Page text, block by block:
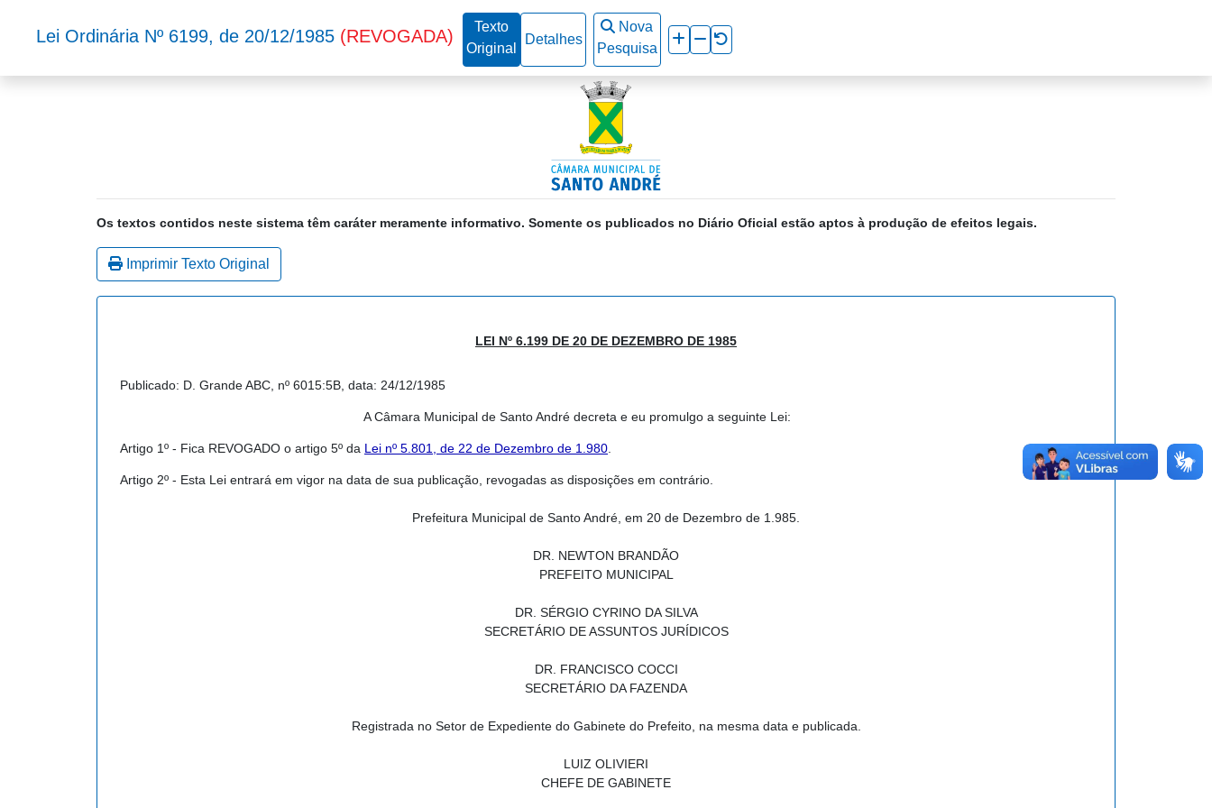
Os textos contidos neste sistema têm caráter meramente informativo. Somente os publicados no Diário Oficial estão aptos à produção de efeitos legais.
Lei Ordinária Nº 6199, de 20/12/1985 (REVOGADA)
Texto
Original
Detalhes
Nova
Pesquisa
Imprimir Texto Original
LEI Nº 6.199 DE 20 DE DEZEMBRO DE 1985
Publicado: D. Grande ABC, nº 6015:5B, data: 24/12/1985
A Câmara Municipal de Santo André decreta e eu promulgo a seguinte Lei:
Artigo 1º - Fica REVOGADO o artigo 5º da Lei nº 5.801, de 22 de Dezembro de 1.980
Artigo 2º - Esta Lei entrará em vigor na data de sua publicação, revogadas as disposições em contrário.
Prefeitura Municipal de Santo André, em 20 de Dezembro de 1.985.
DR. NEWTON BRANDÃO
PREFEITO MUNICIPAL
DR. SÉRGIO CYRINO DA SILVA
SECRETÁRIO DE ASSUNTOS JURÍDICOS
DR. FRANCISCO COCCI
SECRETÁRIO DA FAZENDA
Registrada no Setor de Expediente do Gabinete do Prefeito, na mesma data e publicada.
LUIZ OLIVIERI
CHEFE DE GABINETE